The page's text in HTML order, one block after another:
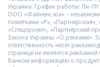
Украина. График работы: Пн–Пт
ООО «Файненс.юа» –
пометками «Р»,
«Спецпроект», «Партнёрский
Закона Украины «О рекламе».
ответственность несёт
странице не является
банком информацию о